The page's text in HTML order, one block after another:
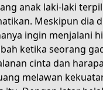
4bf2-94a3-
anak laki-laki
Meskipun dia
ingin menjalani
ketika seorang
cinta dan
melawan